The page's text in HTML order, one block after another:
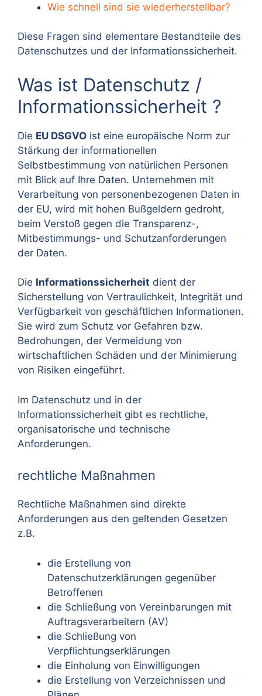
Wie schnell sind sie wiederherstellbar?
Diese Fragen sind elementare Bestandteile des
Datenschutzes und der Informationssicherheit.
Was ist Datenschutz /
Informationssicherheit ?
Die EU DSGVO ist eine europäische Norm zur
Stärkung der informationellen
Selbstbestimmung von natürlichen Personen
mit Blick auf Ihre Daten. Unternehmen mit
Verarbeitung von personenbezogenen Daten in
der EU, wird mit hohen Bußgeldern gedroht,
beim Verstoß gegen die Transparenz-,
Mitbestimmungs- und Schutzanforderungen
der Daten.
Die Informationssicherheit dient der
Sicherstellung von Vertraulichkeit, Integrität und
Verfügbarkeit von geschäftlichen Informationen.
Sie wird zum Schutz vor Gefahren bzw.
Bedrohungen, der Vermeidung von
wirtschaftlichen Schäden und der Minimierung
von Risiken eingeführt.
Im Datenschutz und in der
Informationssicherheit gibt es rechtliche,
organisatorische und technische
Anforderungen.
rechtliche Maßnahmen
Rechtliche Maßnahmen sind direkte
Anforderungen aus den geltenden Gesetzen
z.B.
die Erstellung von
Datenschutzerklärungen gegenüber
Betroffenen
die Schließung von Vereinbarungen mit
Auftragsverarbeitern (AV)
die Schließung von
Verpflichtungserklärungen
die Einholung von Einwilligungen
die Erstellung von Verzeichnissen und